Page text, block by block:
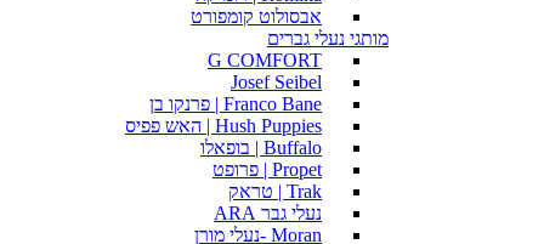
אבסולוט קומפורט
מותגי נעלי גברים
G COMFORT
Josef Seibel
Franco Bane | פרנקו בן
Hush Puppies | האש פפיס
Buffalo | בופאלו
Propet | פרופט
Trak | טראק
נעלי גבר ARA
Moran -נעלי מורן